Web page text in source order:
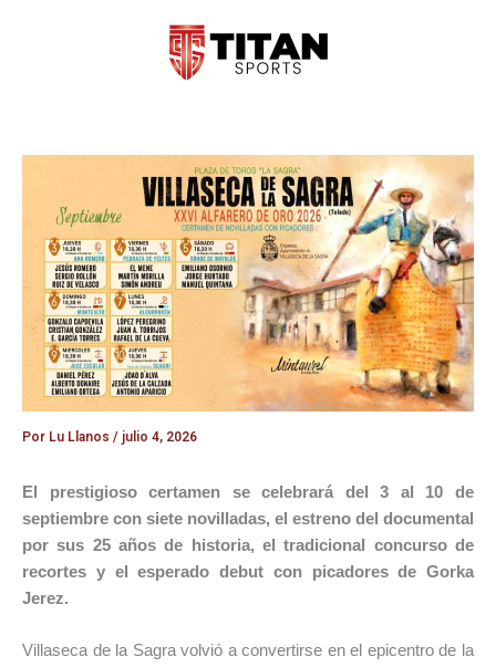
Por Lu Llanos / julio 4, 2026
El prestigioso certamen se celebrará del 3 al 10 de
septiembre con siete novilladas, el estreno del documental
por sus 25 años de historia, el tradicional concurso de
recortes y el esperado debut con picadores de Gorka
Jerez.
Villaseca de la Sagra volvió a convertirse en el epicentro de la